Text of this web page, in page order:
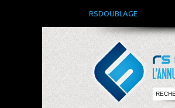
RSDOUBLAGE